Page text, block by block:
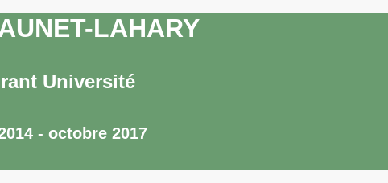
LAHARY
Université
- octobre 2017